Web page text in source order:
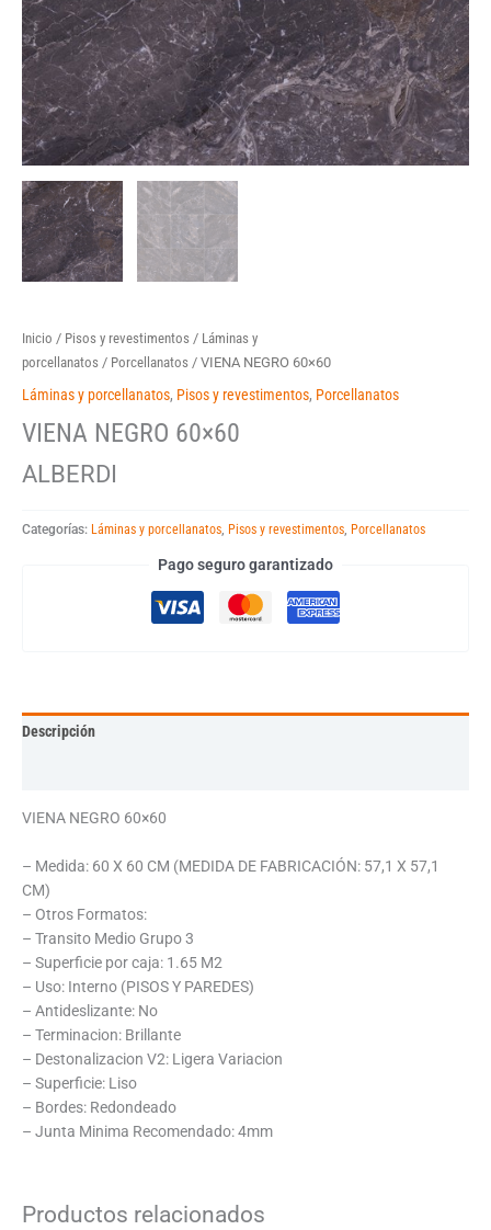
Inicio / Pisos y revestimentos / Láminas y
porcellanatos / Porcellanatos / VIENA NEGRO 60×60
Láminas y porcellanatos, Pisos y revestimentos, Porcellanatos
VIENA NEGRO 60×60
ALBERDI
Categorías: Láminas y porcellanatos, Pisos y revestimentos, Porcellanatos
Pago seguro garantizado
Descripción
VIENA NEGRO 60×60
– Medida: 60 X 60 CM (MEDIDA DE FABRICACIÓN: 57,1 X 57,1
CM)
– Otros Formatos:
– Transito Medio Grupo 3
– Superficie por caja: 1.65 M2
– Uso: Interno (PISOS Y PAREDES)
– Antideslizante: No
– Terminacion: Brillante
– Destonalizacion V2: Ligera Variacion
– Superficie: Liso
– Bordes: Redondeado
– Junta Minima Recomendado: 4mm
Productos relacionados